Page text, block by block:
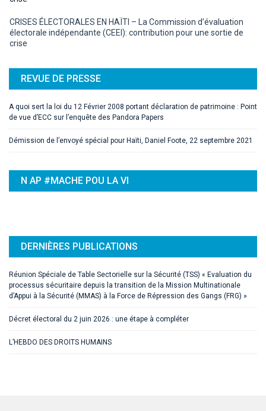
CRISES ÉLECTORALES EN HAÏTI – La Commission d’évaluation
électorale indépendante (CEEI): contribution pour une sortie de
crise
REVUE DE PRESSE
A quoi sert la loi du 12 Février 2008 portant déclaration de patrimoine : Point
de vue d’ECC sur l’enquête des Pandora Papers
Démission de l’envoyé spécial pour Haïti, Daniel Foote, 22 septembre 2021
N AP #MACHE POU LA VI
DERNIÈRES PUBLICATIONS
Réunion Spéciale de Table Sectorielle sur la Sécurité (TSS) « Evaluation du
processus sécuritaire depuis la transition de la Mission Multinationale
d’Appui à la Sécurité (MMAS) à la Force de Répression des Gangs (FRG) »
Décret électoral du 2 juin 2026 : une étape à compléter
L’HEBDO DES DROITS HUMAINS